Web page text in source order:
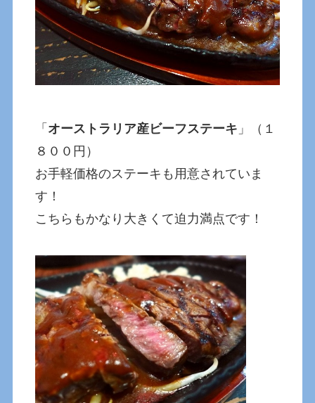
「 オーストラリア産ビーフステーキ 」（１
８００円）
お手軽価格のステーキも用意されていま
す！
こちらもかなり大きくて迫力満点です！